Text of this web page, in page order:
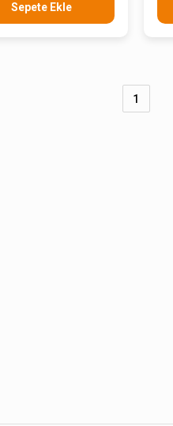
Sepete Ekle
1